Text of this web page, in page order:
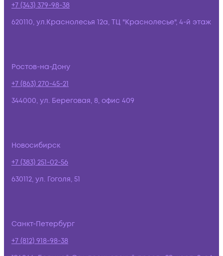
+7 (343) 379-98-38
620110, ул.Краснолесья 12а, ТЦ "Краснолесье", 4-й этаж
Ростов-на-Дону
+7 (863) 270-45-21
344000, ул. Береговая, 8, офис 409
Новосибирск
+7 (383) 251-02-56
630112, ул. Гоголя, 51
Санкт-Петербург
+7 (812) 918-98-38